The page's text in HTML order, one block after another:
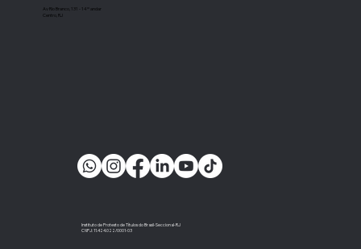
Instituto de Protesto de Títulos do Brasil-Seccional-RJ
CNPJ: 11.424.022/0001-03
Av Rio Branco, 131 - 14º andar
Centro, RJ